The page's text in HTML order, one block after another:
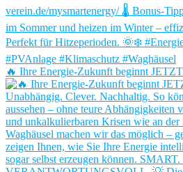
🔥 Ihre Energie-Zukunft beginnt